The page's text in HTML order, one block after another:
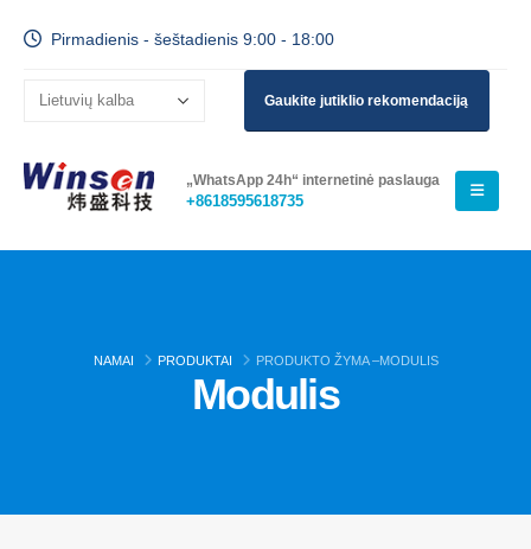
Pirmadienis - šeštadienis 9:00 - 18:00
Gaukite jutiklio rekomendaciją
„WhatsApp 24h“ internetinė paslauga
+8618595618735
NAMAI PRODUKTAI PRODUKTO ŽYMA –MODULIS
Modulis